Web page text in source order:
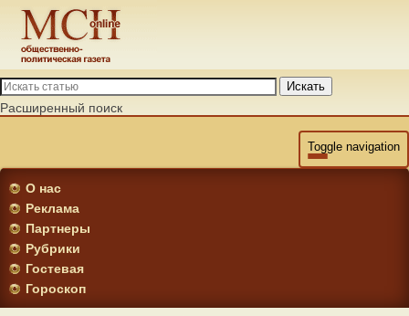
Искать
Расширенный поиск
Toggle navigation
О нас
Реклама
Партнеры
Рубрики
Гостевая
Гороскоп